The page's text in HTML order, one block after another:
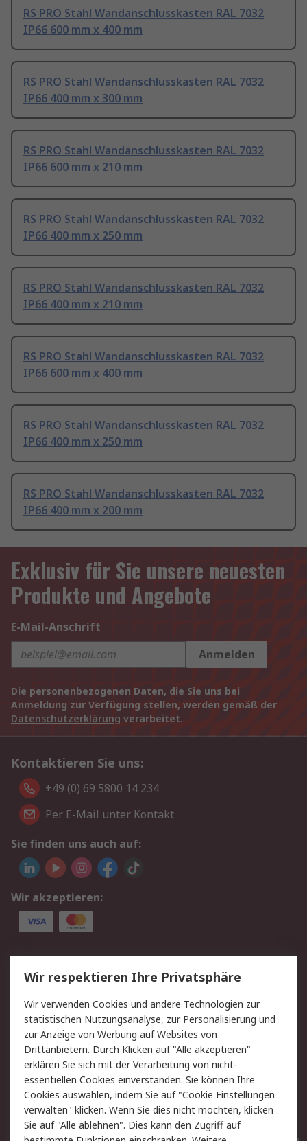
RS PRO Stahl Wandanschlusskasten RAL 7032
IP66 600 mm x 400 mm
RS PRO Stahl Wandanschlusskasten RAL 7032
IP66 400 mm x 300 mm
RS PRO Stahl Wandanschlusskasten RAL 7032
IP66 600 mm x 210 mm
RS PRO Stahl Wandanschlusskasten RAL 7032
IP66 400 mm x 250 mm
RS PRO Stahl Wandanschlusskasten RAL 7032
IP66 400 mm x 210 mm
RS PRO Stahl Wandanschlusskasten RAL 7032
IP66 600 mm x 400 mm
RS PRO Stahl Wandanschlusskasten RAL 7032
IP66 400 mm x 250 mm
RS PRO Stahl Wandanschlusskasten RAL 7032
IP66 400 mm x 200 mm
Exklusiv für Sie unsere neuesten
Produkte und Angebote
E-Mail-Anschrift
Anmelden
Die personenbezogenen Daten, die Sie uns bei
Anmeldung zur Verfügung stellen, werden gemäß der
Datenschutzerklärung verarbeitet.
Kontaktieren Sie uns:
+49 (0) 69 5800 14 234
Per E-Mail unter Kontakt
Sie finden uns auch auf:
Wir akzeptieren:
Service
Value Added Services
Lieferlösungen
Rücksendungen
Kontakt
Hilfe
Privatkunden
Rechtliches
AGB
Datenschutz
Cookie-Richtlinie
Zahlungsbedingungen
Copyright/Impressum
Entsorgung
Wir respektieren Ihre Privatsphäre
Wir verwenden Cookies und andere Technologien zur
statistischen Nutzungsanalyse, zur Personalisierung und
zur Anzeige von Werbung auf Websites von
Drittanbietern. Durch Klicken auf "Alle akzeptieren"
erklären Sie sich mit der Verarbeitung von nicht-
essentiellen Cookies einverstanden. Sie können Ihre
Cookies auswählen, indem Sie auf "Cookie Einstellungen
verwalten" klicken. Wenn Sie dies nicht möchten, klicken
Sie auf "Alle ablehnen". Dies kann den Zugriff auf